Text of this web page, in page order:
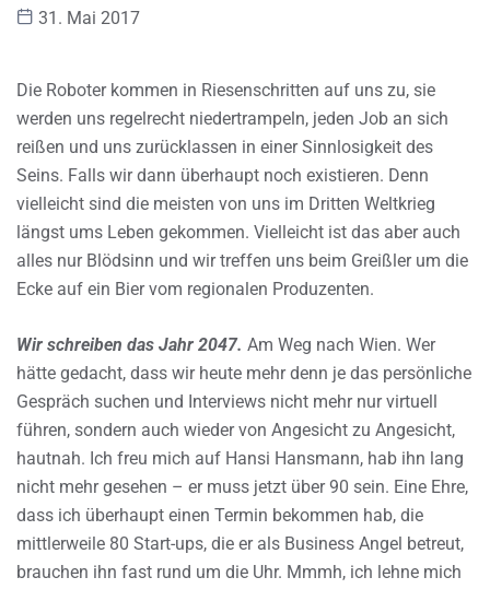
31. Mai 2017
Die Roboter kommen in Riesenschritten auf uns zu, sie
werden uns regelrecht niedertrampeln, jeden Job an sich
reißen und uns zurücklassen in einer Sinnlosigkeit des
Seins. Falls wir dann überhaupt noch existieren. Denn
vielleicht sind die meisten von uns im Dritten Weltkrieg
längst ums Leben gekommen. Vielleicht ist das aber auch
alles nur Blödsinn und wir treffen uns beim Greißler um die
Ecke auf ein Bier vom regionalen Produzenten.
Wir schreiben das Jahr 2047. Am Weg nach Wien. Wer
hätte gedacht, dass wir heute mehr denn je das persönliche
Gespräch suchen und Interviews nicht mehr nur virtuell
führen, sondern auch wieder von Angesicht zu Angesicht,
hautnah. Ich freu mich auf Hansi Hansmann, hab ihn lang
nicht mehr gesehen – er muss jetzt über 90 sein. Eine Ehre,
dass ich überhaupt einen Termin bekommen hab, die
mittlerweile 80 Start-ups, die er als Business Angel betreut,
brauchen ihn fast rund um die Uhr. Mmmh, ich lehne mich